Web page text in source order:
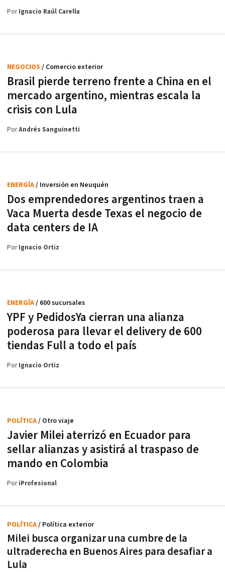
PorIgnacio Raúl Carella
Brasil pierde terreno frente a China en el
mercado argentino, mientras escala la
crisis con Lula
NEGOCIOS / Comercio exterior
PorAndrés Sanguinetti
Dos emprendedores argentinos traen a
Vaca Muerta desde Texas el negocio de
data centers de IA
ENERGÍA/ Inversión en Neuquén
PorIgnacio Ortiz
YPF y PedidosYa cierran una alianza
poderosa para llevar el delivery de 600
tiendas Full a todo el país
ENERGÍA/ 600 sucursales
PorIgnacio Ortiz
Javier Milei aterrizó en Ecuador para
sellar alianzas y asistirá al traspaso de
mando en Colombia
POLÍTICA/ Otro viaje
PoriProfesional
Milei busca organizar una cumbre de la
ultraderecha en Buenos Aires para desafiar a
Lula
POLÍTICA/ Política exterior